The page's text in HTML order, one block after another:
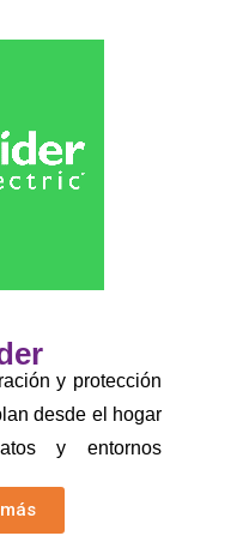
y protección
desde el hogar
y entornos